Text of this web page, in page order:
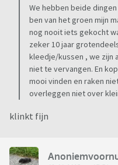
We hebben beide
ben van het groen mijn
nog nooit iets gekocht
zeker 10 jaar
kleedje/kussen , we zijn
niet te vervangen. En
mooi vinden en raken
overleggen niet over
klinkt fijn